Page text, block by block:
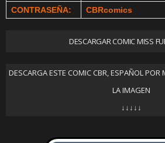
CONTRASEÑA:
CBRcomics
DESCARGAR COMIC MISS
DESCARGA ESTE COMIC CBR, ESPAÑOL POR
LA IMAGEN
↓↓↓↓↓